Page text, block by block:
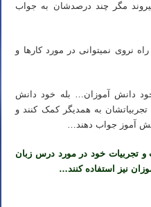
مگر چند درصدشان به جواب
نروی نمیتوانی در مورد کارها و
دانش آموزان… بله خود دانش
تجربیاتشان به همدیگر کمک کنند و
آموز جواب دهند…
و تجربیات خود در مورد درس زبان
نیز استفاده کنند…